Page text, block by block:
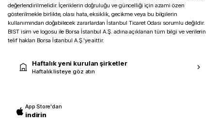
değerlendirilmelidir. İçeriklerin doğruluğu ve güncelliği için azami özen
gösterilmekle birlikte, olası hata, eksiklik, gecikme veya bu bilgilerin
kullanımından doğabilecek zararlardan İstanbul Ticaret Odası sorumlu değildir.
BIST isim ve logosu ile Borsa İstanbul A.Ş. adına açıklanan tüm bilgi ve verilerin
telif hakları Borsa İstanbul A.Ş.’ye aittir.
Haftalık yeni kurulan şirketler
Haftalık listeye göz atın
App Store'dan
indirin